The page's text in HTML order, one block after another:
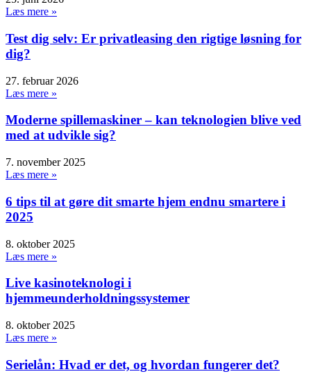
Læs mere »
Test dig selv: Er privatleasing den rigtige løsning for
dig?
27. februar 2026
Læs mere »
Moderne spillemaskiner – kan teknologien blive ved
med at udvikle sig?
7. november 2025
Læs mere »
6 tips til at gøre dit smarte hjem endnu smartere i
2025
8. oktober 2025
Læs mere »
Live kasinoteknologi i
hjemmeunderholdningssystemer
8. oktober 2025
Læs mere »
Serielån: Hvad er det, og hvordan fungerer det?